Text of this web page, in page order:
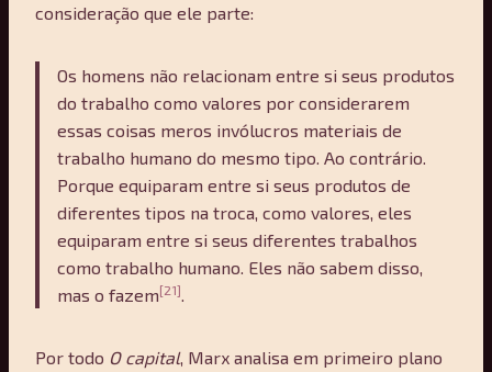
consideração que ele parte:
Os homens não relacionam entre si seus produtos
do trabalho como valores por considerarem
essas coisas meros invólucros materiais de
trabalho humano do mesmo tipo. Ao contrário.
Porque equiparam entre si seus produtos de
diferentes tipos na troca, como valores, eles
equiparam entre si seus diferentes trabalhos
como trabalho humano. Eles não sabem disso,
mas o fazem[21]
Por todo O capital, Marx analisa em primeiro plano